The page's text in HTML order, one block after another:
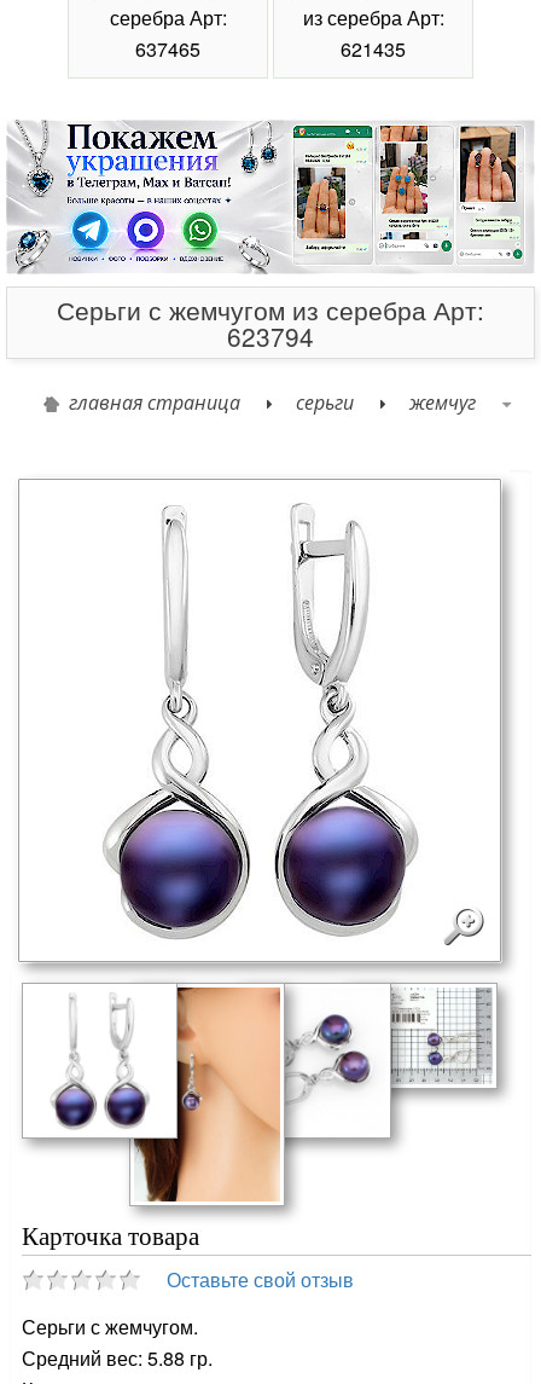
серебра Арт:
637465
из серебра Арт:
621435
Серьги с жемчугом из серебра Арт:
623794
главная страница серьги жемчуг
Карточка товара
Оставьте свой отзыв
Серьги с жемчугом.
Средний вес: 5.88 гр.